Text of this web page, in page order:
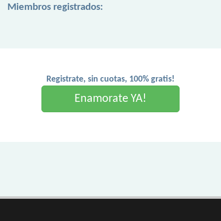
Miembros registrados:
Registrate, sin cuotas, 100% gratis!
Enamorate YA!